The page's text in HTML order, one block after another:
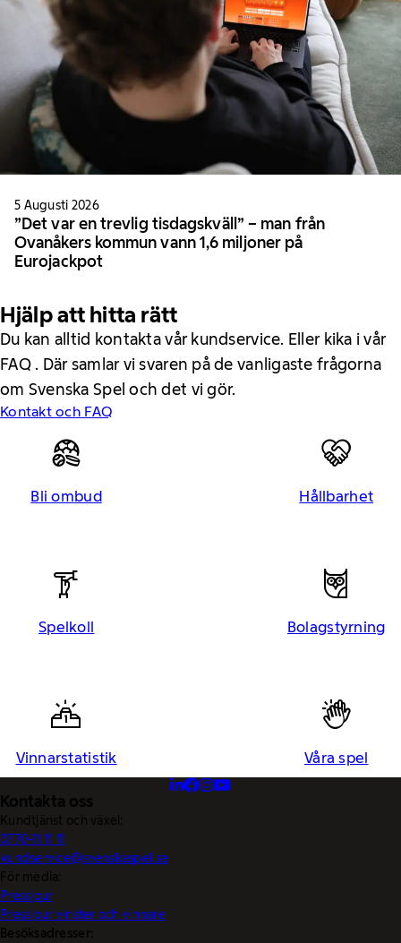
5 Augusti 2026
”Det var en trevlig tisdagskväll” – man från
Ovanåkers kommun vann 1,6 miljoner på
Eurojackpot
Hjälp att hitta rätt
Du kan alltid kontakta vår kundservice. Eller kika i vår
FAQ . Där samlar vi svaren på de vanligaste frågorna
om Svenska Spel och det vi gör.
Kontakt och FAQ
Bli ombud Hållbarhet
Spelkoll Bolagstyrning
Vinnarstatistik Våra spel
Kontakta oss
Kundtjänst och växel:
0770-11 11 11
kundservice@svenskaspel.se
För media:
Pressjour
Pressjour vinster och vinnare
Besöksadresser: